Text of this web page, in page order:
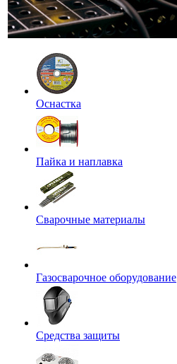
Оснастка
Пайка и наплавка
Сварочные материалы
Газосварочное оборудование
Средства защиты